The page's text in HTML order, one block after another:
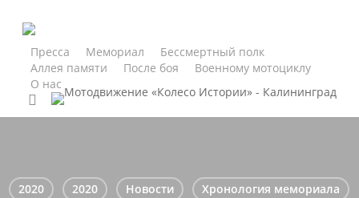
content
Пресса Мемориал
Бессмертный полк
Аллея памяти
После боя
Военному мотоциклу
О нас
search
2020 2020 Новости Хронология мемориала